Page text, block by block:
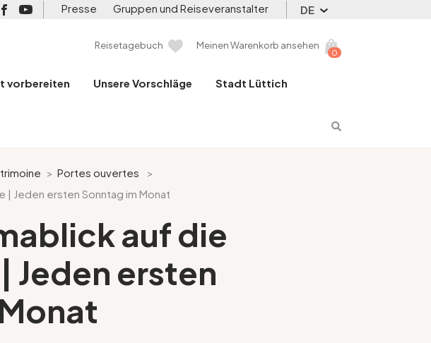
Presse Gruppen und Reiseveranstalter DE
Reisetagebuch
0
Meinen Warenkorb ansehen
vorbereiten Unsere Vorschläge Stadt Lüttich
> Portes ouvertes
>
| Jeden ersten Sonntag im Monat
auf die
Jeden ersten